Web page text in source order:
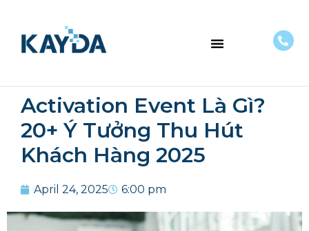
Activation Event Là Gì?
20+ Ý Tưởng Thu Hút
Khách Hàng 2025
April 24, 2025 6:00 pm